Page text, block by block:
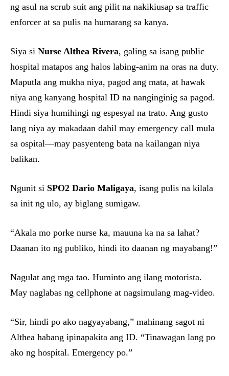
ng asul na scrub suit ang pilit na nakikiusap sa traffic
enforcer at sa pulis na humarang sa kanya.
Siya si Nurse Althea Rivera, galing sa isang public
hospital matapos ang halos labing-anim na oras na duty.
Maputla ang mukha niya, pagod ang mata, at hawak
niya ang kanyang hospital ID na nanginginig sa pagod.
Hindi siya humihingi ng espesyal na trato. Ang gusto
lang niya ay makadaan dahil may emergency call mula
sa ospital—may pasyenteng bata na kailangan niya
balikan.
Ngunit si SPO2 Dario Maligaya, isang pulis na kilala
sa init ng ulo, ay biglang sumigaw.
“Akala mo porke nurse ka, mauuna ka na sa lahat?
Daanan ito ng publiko, hindi ito daanan ng mayabang!”
Nagulat ang mga tao. Huminto ang ilang motorista.
May naglabas ng cellphone at nagsimulang mag-video.
“Sir, hindi po ako nagyayabang,” mahinang sagot ni
Althea habang ipinapakita ang ID. “Tinawagan lang po
ako ng hospital. Emergency po.”